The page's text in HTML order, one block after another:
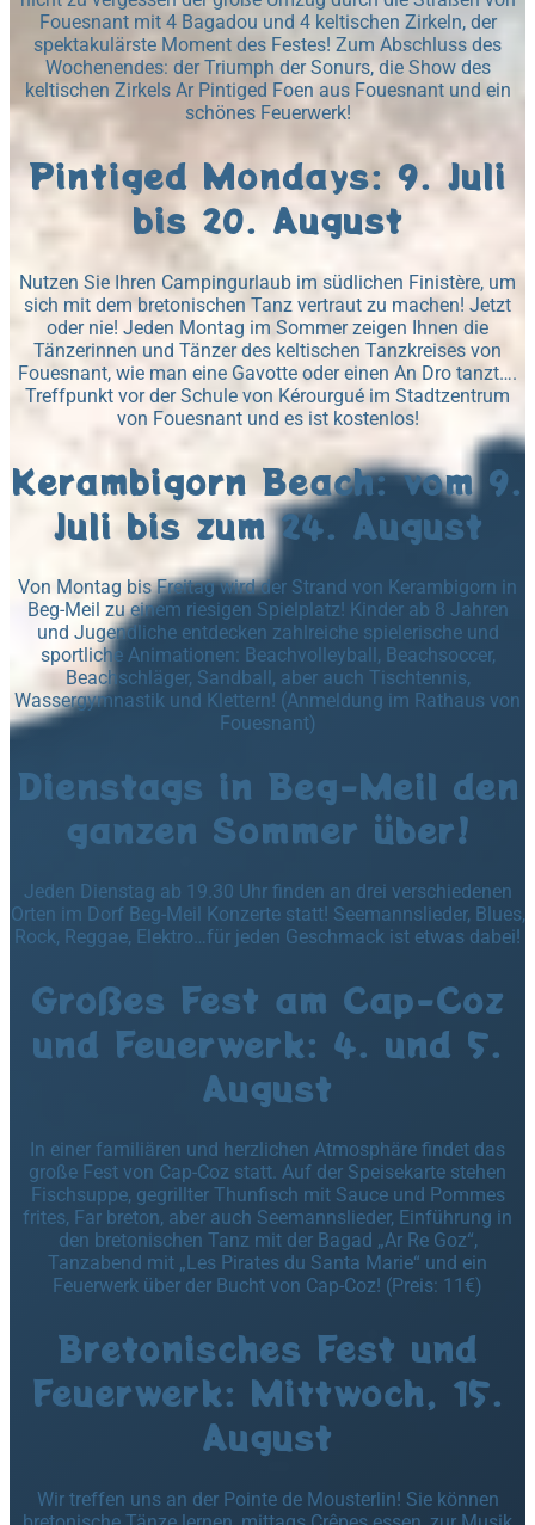
Fouesnant mit 4 Bagadou und 4 keltischen Zirkeln, der
spektakulärste Moment des Festes! Zum Abschluss des
Wochenendes: der Triumph der Sonurs, die Show des
keltischen Zirkels Ar Pintiged Foen aus Fouesnant und ein
schönes Feuerwerk!
Pintiged Mondays: 9. Juli
bis 20. August
Nutzen Sie Ihren Campingurlaub im südlichen Finistère, um
sich mit dem bretonischen Tanz vertraut zu machen! Jetzt
oder nie! Jeden Montag im Sommer zeigen Ihnen die
Tänzerinnen und Tänzer des keltischen Tanzkreises von
Fouesnant, wie man eine Gavotte oder einen An Dro tanzt….
Treffpunkt vor der Schule von Kérourgué im Stadtzentrum
von Fouesnant und es ist kostenlos!
Kerambigorn Beach: vom 9.
Juli bis zum 24. August
Von Montag bis Freitag wird der Strand von Kerambigorn in
Beg-Meil zu einem riesigen Spielplatz! Kinder ab 8 Jahren
und Jugendliche entdecken zahlreiche spielerische und
sportliche Animationen: Beachvolleyball, Beachsoccer,
Beachschläger, Sandball, aber auch Tischtennis,
Wassergymnastik und Klettern! (Anmeldung im Rathaus von
Fouesnant)
Dienstags in Beg-Meil den
ganzen Sommer über!
Jeden Dienstag ab 19.30 Uhr finden an drei verschiedenen
Orten im Dorf Beg-Meil Konzerte statt! Seemannslieder, Blues,
Rock, Reggae, Elektro…für jeden Geschmack ist etwas dabei!
Großes Fest am Cap-Coz
und Feuerwerk: 4. und 5.
August
In einer familiären und herzlichen Atmosphäre findet das
große Fest von Cap-Coz statt. Auf der Speisekarte stehen
Fischsuppe, gegrillter Thunfisch mit Sauce und Pommes
frites, Far breton, aber auch Seemannslieder, Einführung in
den bretonischen Tanz mit der Bagad „Ar Re Goz“,
Tanzabend mit „Les Pirates du Santa Marie“ und ein
Feuerwerk über der Bucht von Cap-Coz! (Preis: 11€)
Bretonisches Fest und
Feuerwerk: Mittwoch, 15.
August
Wir treffen uns an der Pointe de Mousterlin! Sie können